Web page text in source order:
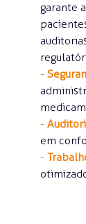
garante
-
-
em
-